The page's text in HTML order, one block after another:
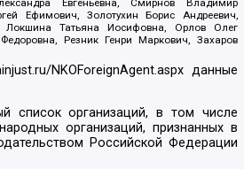
Евгеньевна, Смирнов Владимир
Ефимович, Золотухин Борис Андреевич,
Локшина Татьяна Иосифовна, Орлов Олег
Резник Генри Маркович, Захаров
NKOForeignAgent.aspxданные
список организаций, в том числе
организаций, признанных в
Российской Федерации